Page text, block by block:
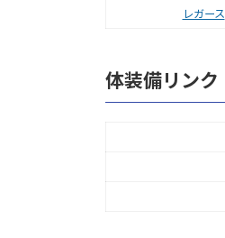
レガース
体装備リンク